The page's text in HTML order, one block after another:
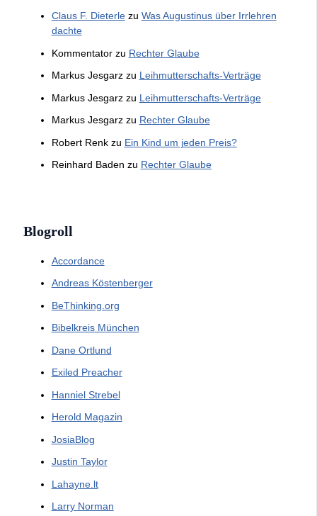
Claus F. Dieterlezu Was Augustinus über Irrlehren
dachte
Kommentatorzu Rechter Glaube
Markus Jesgarzzu Leihmutterschafts-Verträge
Markus Jesgarzzu Leihmutterschafts-Verträge
Markus Jesgarzzu Rechter Glaube
Robert Renkzu Ein Kind um jeden Preis?
Reinhard Baden zu Rechter Glaube
Blogroll
Accordance
Andreas Köstenberger
BeThinking.org
Bibelkreis München
Dane Ortlund
Exiled Preacher
Hanniel Strebel
Herold Magazin
JosiaBlog
Justin Taylor
Lahayne.lt
Larry Norman